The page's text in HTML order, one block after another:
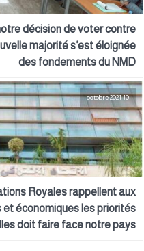
décision de voter contre
majorité s’est éloignée
des fondements du NMD
10 octobre 2021
Royales rappellent aux
et économiques les priorités
doit faire face notre pays